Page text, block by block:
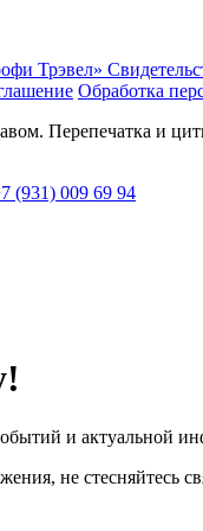
Трэвeл»
Обработка
Перепечатка и
(931) 009 69 94
и актуальной
не стесняйтесь